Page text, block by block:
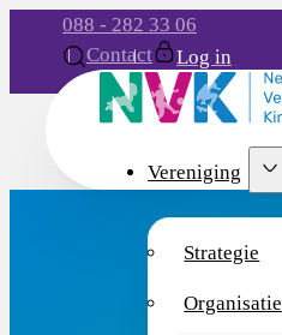
088 - 282 33 06
Contact
Log in
Vereniging
Strategie
Organisatie